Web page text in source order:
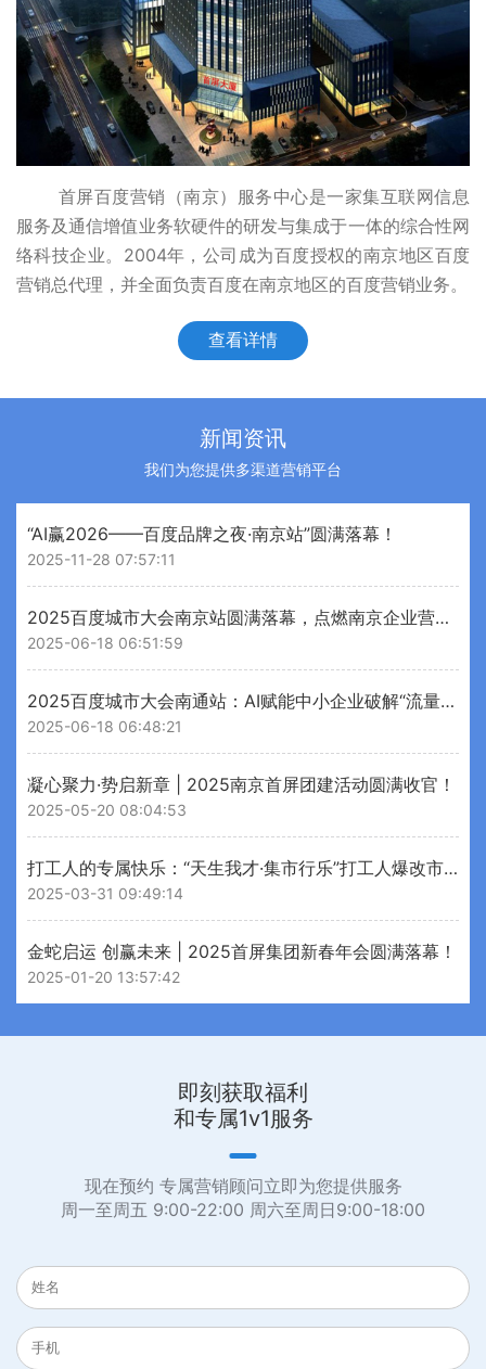
首屏百度营销（南京）服务中心是一家集互联网信息
服务及通信增值业务软硬件的研发与集成于一体的综合性网
络科技企业。2004年，公司成为百度授权的南京地区百度
营销总代理，并全面负责百度在南京地区的百度营销业务。
查看详情
新闻资讯
我们为您提供多渠道营销平台
“AI赢2026——百度品牌之夜·南京站”圆满落幕！
2025-11-28 07:57:11
2025百度城市大会南京站圆满落幕，点燃南京企业营销新引擎
2025-06-18 06:51:59
2025百度城市大会南通站：AI赋能中小企业破解“流量变留量”增长密码
2025-06-18 06:48:21
凝心聚力·势启新章 | 2025南京首屏团建活动圆满收官！
2025-05-20 08:04:53
打工人的专属快乐：“天生我才·集市行乐”打工人爆改市集刷屏！
2025-03-31 09:49:14
金蛇启运 创赢未来 | 2025首屏集团新春年会圆满落幕！
2025-01-20 13:57:42
即刻获取福利
和专属1v1服务
现在预约 专属营销顾问立即为您提供服务
周一至周五 9:00-22:00 周六至周日9:00-18:00